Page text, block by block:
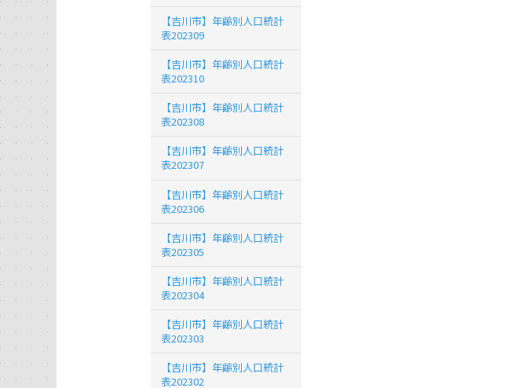
【吉川市】年齢別人口統計
表202309
【吉川市】年齢別人口統計
表202310
【吉川市】年齢別人口統計
表202308
【吉川市】年齢別人口統計
表202307
【吉川市】年齢別人口統計
表202306
【吉川市】年齢別人口統計
表202305
【吉川市】年齢別人口統計
表202304
【吉川市】年齢別人口統計
表202303
【吉川市】年齢別人口統計
表202302